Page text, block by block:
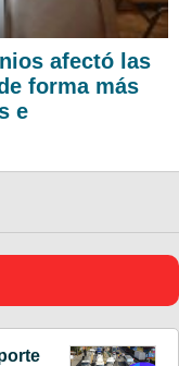
afectó las
forma más
e